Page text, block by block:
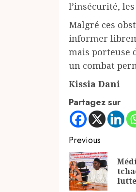
l’insécurité,
Malgré ces
informer
mais porteuse
un combat
Kissia Dani
Partagez sur
Continue
Reading
Previous